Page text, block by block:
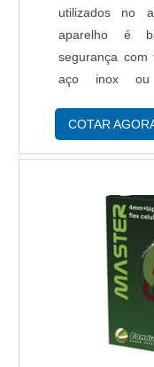
utilizados no
aparelho é
segurança
aço inox ou
apartamentos,
COTAR